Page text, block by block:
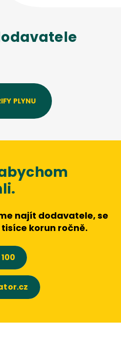
PLYNU
najít dodavatele, se
korun ročně.